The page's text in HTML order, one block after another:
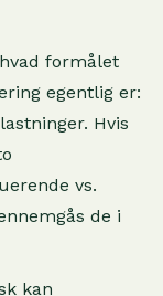
formålet
egentlig er:
Hvis
vs.
de i
kan